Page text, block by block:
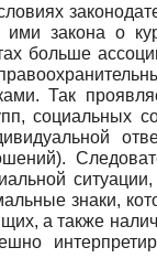
ими закона о
больше
Так
социальных
знаки,
а также